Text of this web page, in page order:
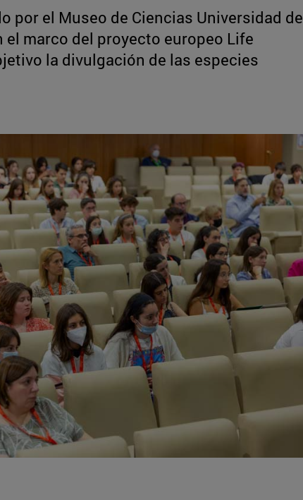
por el Museo de Ciencias Universidad de
el marco del proyecto europeo Life
la divulgación de las especies